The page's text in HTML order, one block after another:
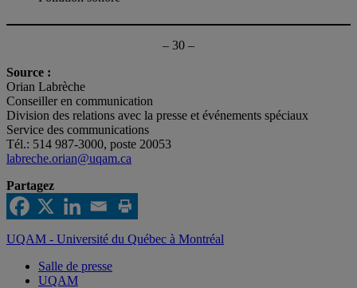
– 30 –
Source :
Orian Labrèche
Conseiller en communication
Division des relations avec la presse et événements spéciaux
Service des communications
Tél.: 514 987-3000, poste 20053
labreche.orian@uqam.ca
Partagez
UQAM - Université du Québec à Montréal
Salle de presse
UQAM